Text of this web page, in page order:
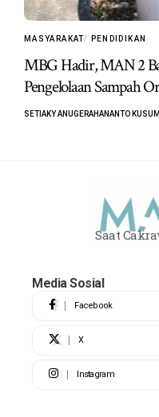
MASYARAKAT PENDIDIKAN
MBG Hadir, MAN 2
Pengelolaan Sampah
SETIAKY ANUGERAHANANTO
Saat
Media Sosial
Facebook
X
Instagram